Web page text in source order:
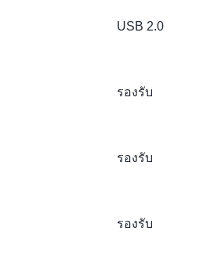
USB 2.0
รองรับ
รองรับ
รองรับ